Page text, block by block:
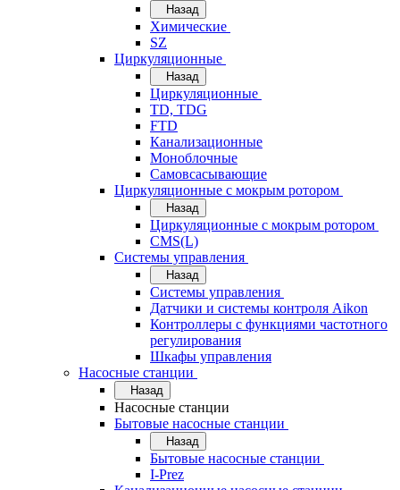
Назад
Химические
SZ
Циркуляционные
Назад
Циркуляционные
TD, TDG
FTD
Канализационные
Моноблочные
Самовсасывающие
Циркуляционные с мокрым ротором
Назад
Циркуляционные с мокрым ротором
CMS(L)
Системы управления
Назад
Системы управления
Датчики и системы контроля Aikon
Контроллеры с функциями частотного
регулирования
Шкафы управления
Насосные станции
Назад
Насосные станции
Бытовые насосные станции
Назад
Бытовые насосные станции
I-Prez